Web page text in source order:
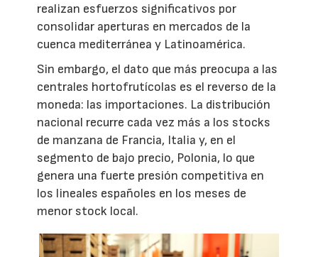
realizan esfuerzos significativos por
consolidar aperturas en mercados de la
cuenca mediterránea y Latinoamérica.
Sin embargo, el dato que más preocupa a las
centrales hortofrutícolas es el reverso de la
moneda: las importaciones. La distribución
nacional recurre cada vez más a los stocks
de manzana de Francia, Italia y, en el
segmento de bajo precio, Polonia, lo que
genera una fuerte presión competitiva en
los lineales españoles en los meses de
menor stock local.